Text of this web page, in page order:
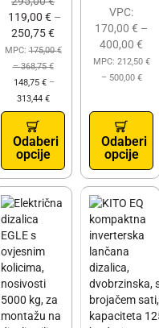
119,00 €–
250,75€
MPC:175,00€
–368,75€
148,75 € –
313,44 €
Odaberi
opcije
VPC:
170,00 € –
400,00 €
MPC: 212,50 €
– 500,00 €
Odaberi
opcije